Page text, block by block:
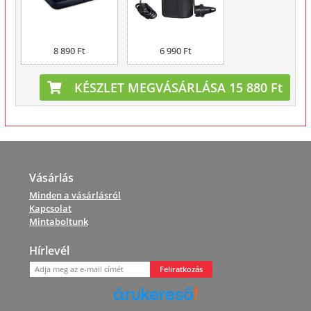
8 890 Ft 6 990 Ft
KÉSZLET MEGVÁSÁRLÁSA 15 880 Ft
Vásárlás
Minden a vásárlásról
Kapcsolat
Mintaboltunk
Hírlevél
Feliratkozás